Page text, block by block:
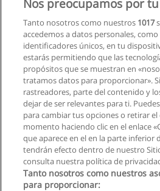
Solicita
Curso de Instrumentos para
Ambiental
Centro de Formación Empresarial
Solicita
Nos preocupamos por
Tanto nosotros como nuestros 1017
accedemos a datos personales,
identificadores únicos, en tu
estarás permitiendo que las
propósitos que se muestran en
tratamos datos para proporcionar».
rastreadores, parte del contenido y
dejar de ser relevantes para ti.
para cambiar tus opciones o retirar
momento haciendo clic en el enlace
que aparece en el en la parte inferior
tendrán efecto dentro de nuestro
consulta nuestra política de
Tanto nosotros como nuestros
para proporcionar: